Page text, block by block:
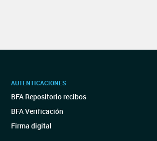
AUTENTICACIONES
BFA Repositorio recibos
BFA Verificación
Firma digital